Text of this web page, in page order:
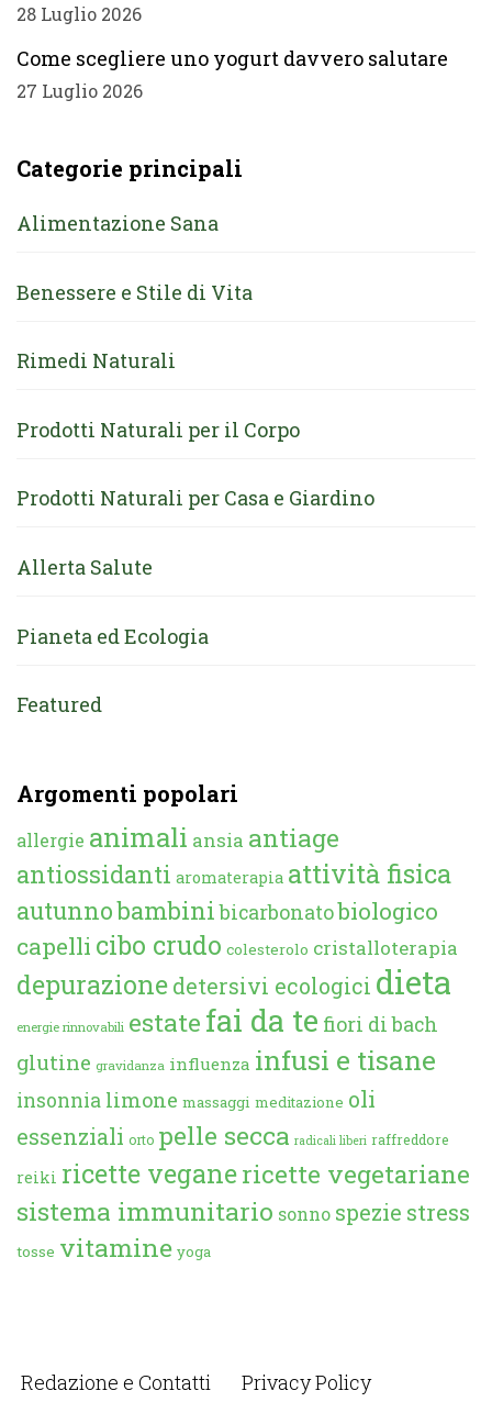
28 Luglio 2026
Come scegliere uno yogurt davvero salutare
27 Luglio 2026
Categorie principali
Alimentazione Sana
Benessere e Stile di Vita
Rimedi Naturali
Prodotti Naturali per il Corpo
Prodotti Naturali per Casa e Giardino
Allerta Salute
Pianeta ed Ecologia
Featured
Argomenti popolari
allergie animali ansia antiage
antiossidanti aromaterapia attività fisica
autunnobambini bicarbonatobiologico
capelli cibo crudo colesterolo cristalloterapia
depurazione detersivi ecologici dieta
energie rinnovabili estate fai da te fiori di bach
glutine gravidanza influenza infusi e tisane
insonnia limone massaggi meditazione oli
essenziali orto pelle secca radicali liberi raffreddore
reiki ricette veganericette vegetariane
sistema immunitario sonno spezie stress
tosse vitamine yoga
Redazione e Contatti Privacy Policy